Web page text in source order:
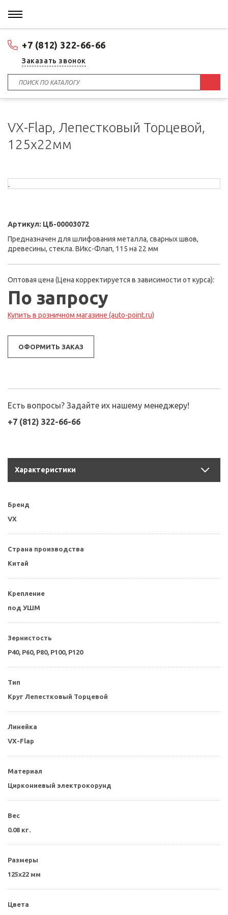
+7 (812) 322-66-66
Заказать звонок
VX-Flap, Лепестковый Торцевой,
125x22мм
Артикул: ЦБ-00003072
Предназначен для шлифования металла, сварных швов,
древесины, стекла. ВИкс-Флап, 115 на 22 мм
Оптовая цена (Цена корректируется в зависимости от курса):
По запросу
Купить в розничном магазине (auto-point.ru)
ОФОРМИТЬ ЗАКАЗ
Есть вопросы? Задайте их нашему менеджеру!
+7 (812) 322-66-66
Характеристики
Бренд
VX
Страна производства
Китай
Крепление
под УШМ
Зернистость
P40, P60, P80, P100, P120
Тип
Круг Лепестковый Торцевой
Линейка
VX-Flap
Материал
Циркониевый электрокорунд
Вес
0.08 кг.
Размеры
125x22 мм
Цвета